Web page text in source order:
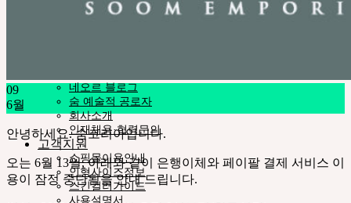
Rosette
네오르 블로그
숨 예술적 공로자
회사소개
인재채용·협력문의
고객지원
쇼핑몰이용안내
인형사이즈정보
스킨컬러가이드
사용설명서
09
6월
안녕하세요. 숨코리아입니다.
오는 6월 13일, 아래와 같이 은행이체와 페이팔 결제 서비스 이
용이 잠정 중단됨을 안내 드립니다.